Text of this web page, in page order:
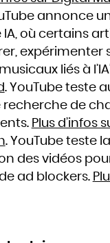
annonce
où certains
expérimenter
liés à
. YouTube teste
de
Plus d’infos
. YouTube teste la
des vidéos
ad blockers.